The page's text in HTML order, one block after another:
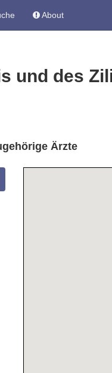
About
und des
Ärzte